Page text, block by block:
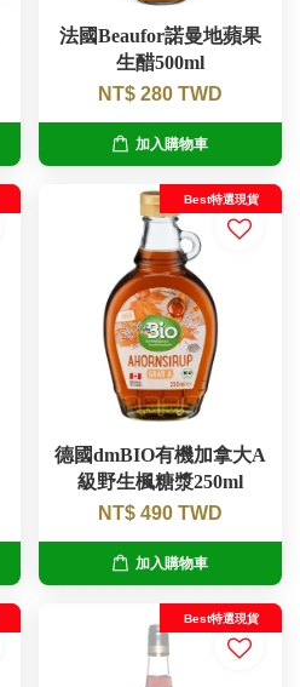
法國Beaufor諾曼地蘋果
生醋500ml
NT$ 280 TWD
加入購物車
Best特選現貨
德國dmBIO有機加拿大A
級野生楓糖漿250ml
NT$ 490 TWD
加入購物車
Best特選現貨